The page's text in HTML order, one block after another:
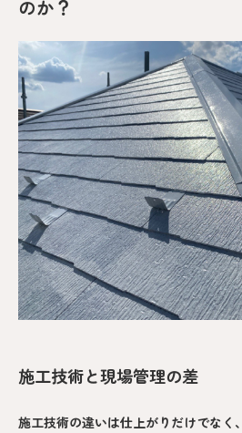
のか？
施工技術と現場管理の差
施工技術の違いは仕上がりだけでなく